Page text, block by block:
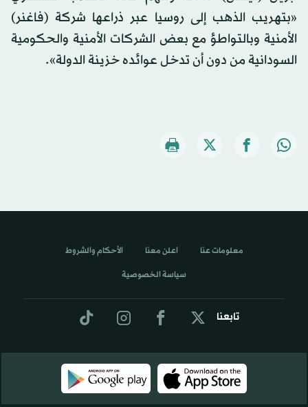
«بتهريب الذهب إلى روسيا عبر ذراعها شركة (فاغنر)
الأمنية وبالتواطؤ مع بعض الشركات الأمنية والحكومية
السودانية من دون أن تدخل عوائده خزينة الدولة».
تابعنا
معلومات عنا اعلن معنا الأحكام والشروط
سياسة الخصوصية